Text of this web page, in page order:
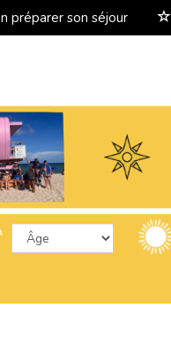
préparer son séjour